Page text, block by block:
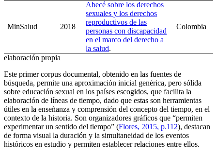
MinSalud 2018
Abecé sobre los derechos
sexuales y los derechos
reproductivos de las
personas con discapacidad
en el marco del derecho a
la salud.
Colombia
elaboración propia
Este primer corpus documental, obtenido en las fuentes de
búsqueda, permite una aproximación inicial genérica, pero sólida
sobre educación sexual en los países escogidos, que facilita la
elaboración de líneas de tiempo, dado que estas son herramientas
útiles en la enseñanza y comprensión del concepto del tiempo, en el
contexto de la historia. Son organizadores gráficos que “permiten
experimentar un sentido del tiempo” (Flores, 2015, p.112), destacan
de forma visual la duración y la simultaneidad de los eventos
históricos en estudio y permiten establecer relaciones entre ellos.